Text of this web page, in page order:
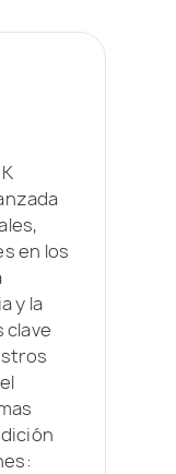
en los
y la
clave